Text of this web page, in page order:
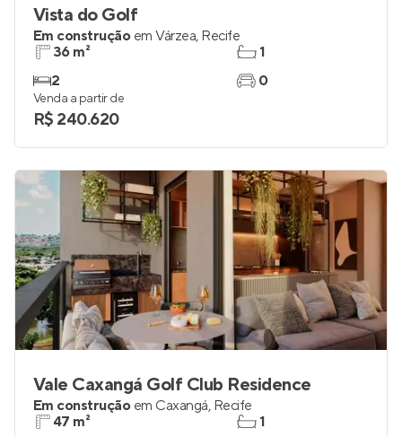
Vista do Golf
Em construção em Várzea, Recife
36 m²
2
1
0
Venda a partir de
R$ 240.620
Vale Caxangá Golf Club Residence
Em construção em Caxangá, Recife
47 m²
1